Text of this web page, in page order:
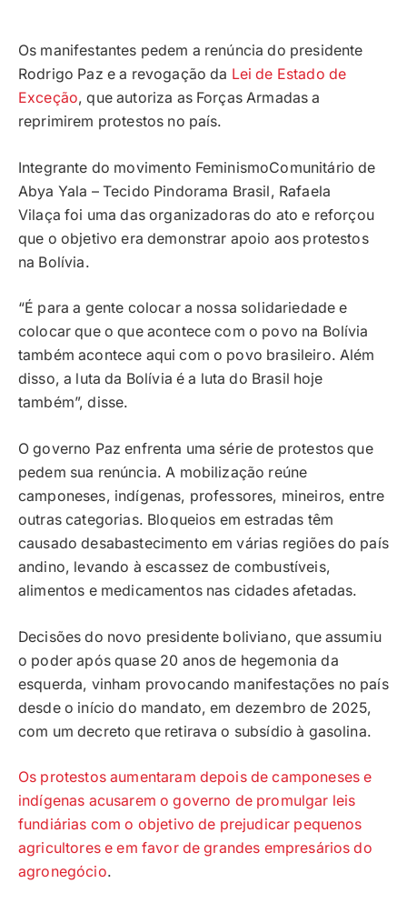
Os manifestantes pedem a renúncia do presidente
Rodrigo Paz e a revogação da Lei de Estado de
Exceção, que autoriza as Forças Armadas a
reprimirem protestos no país.
Integrante do movimento FeminismoComunitário de
Abya Yala – Tecido Pindorama Brasil, Rafaela
Vilaça foi uma das organizadoras do ato e reforçou
que o objetivo era demonstrar apoio aos protestos
na Bolívia.
“É para a gente colocar a nossa solidariedade e
colocar que o que acontece com o povo na Bolívia
também acontece aqui com o povo brasileiro. Além
disso, a luta da Bolívia é a luta do Brasil hoje
também”, disse.
O governo Paz enfrenta uma série de protestos que
pedem sua renúncia. A mobilização reúne
camponeses, indígenas, professores, mineiros, entre
outras categorias. Bloqueios em estradas têm
causado desabastecimento em várias regiões do país
andino, levando à escassez de combustíveis,
alimentos e medicamentos nas cidades afetadas.
Decisões do novo presidente boliviano, que assumiu
o poder após quase 20 anos de hegemonia da
esquerda, vinham provocando manifestações no país
desde o início do mandato, em dezembro de 2025,
com um decreto que retirava o subsídio à gasolina.
Os protestos aumentaram depois de camponeses e
indígenas acusarem o governo de promulgar leis
fundiárias com o objetivo de prejudicar pequenos
agricultores e em favor de grandes empresários do
agronegócio.